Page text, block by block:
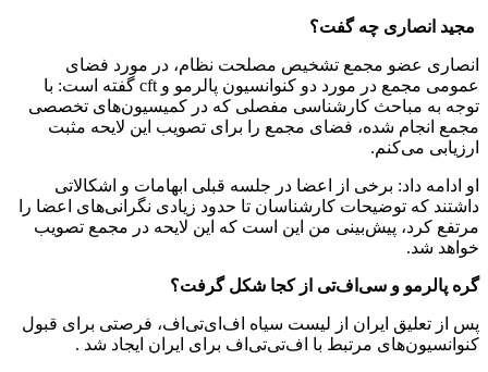
مجید انصاری چه گفت؟
انصاری عضو مجمع تشخیص مصلحت نظام، در مورد فضای
عمومی مجمع در مورد دو کنوانسیون پالرمو و cft گفته است: با
توجه به مباحث کارشناسی مفصلی که در کمیسیون‌های تخصصی
مجمع انجام شده، فضای مجمع را برای تصویب این لایحه مثبت
ارزیابی می‌کنم.
او ادامه داد: برخی از اعضا در جلسه قبلی ابهامات و اشکالاتی
داشتند که توضیحات کارشناسان تا حدود زیادی نگرانی‌های اعضا را
مرتفع کرد، پیش‌بینی من این است که این لایحه در مجمع تصویب
خواهد شد.
گره پالرمو و سی‌اف‌تی از کجا شکل گرفت؟
پس از تعلیق ایران از لیست سیاه اف‌ای‌تی‌اف، فرصتی برای قبول
کنوانسیون‌های مرتبط با اف‌تی‌تی‌اف برای ایران ایجاد شد .